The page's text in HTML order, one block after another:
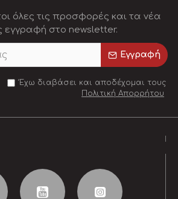
όλες τις προσφορές και τα νέα
εγγραφή στο newsletter.
Εγγραφή
Έχω διαβάσει και αποδέχομαι τους
Πολιτική Απορρήτου